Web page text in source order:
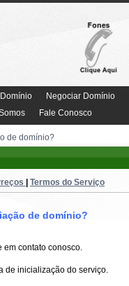
Negociar Domínio
Fale Conosco
de domínio?
| Termos do Serviço
de domínio?
contato conosco.
de inicialização do serviço.